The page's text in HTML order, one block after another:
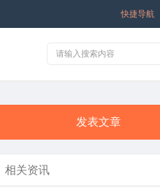
快捷导航
发表文章
相关资讯